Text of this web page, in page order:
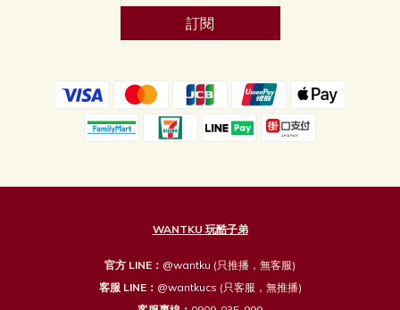
訂閱
WANTKU 玩酷子弟
官方 LINE： @wantku (只推播，無客服)
客服 LINE： @wantkucs (只客服，無推播)